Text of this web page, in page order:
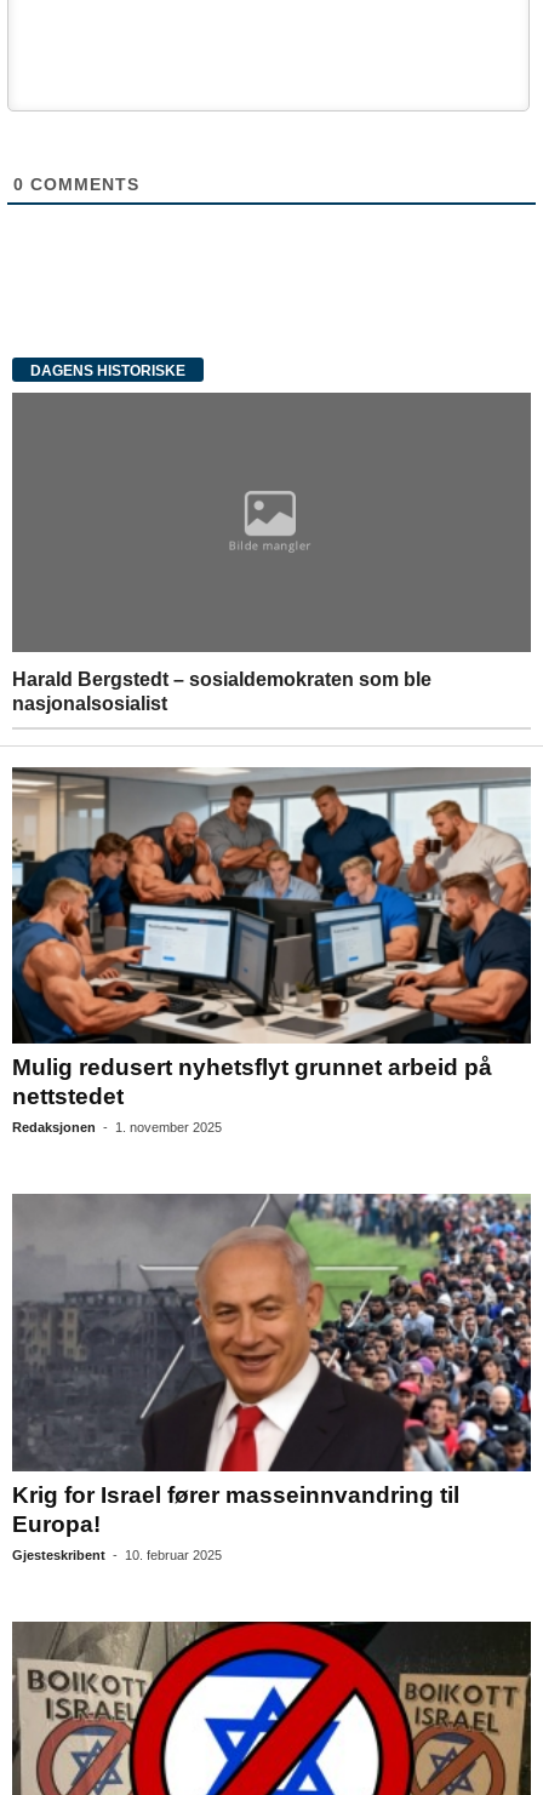
0 COMMENTS
DAGENS HISTORISKE
Harald Bergstedt – sosialdemokraten som ble
nasjonalsosialist
Mulig redusert nyhetsflyt grunnet arbeid på
nettstedet
Redaksjonen - 1. november 2025
Krig for Israel fører masseinnvandring til
Europa!
Gjesteskribent - 10. februar 2025